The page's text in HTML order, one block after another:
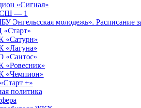
«Сигнал»
— 1
Энгельсская молодежь». Расписание
«Сатурн»
«Чемпион»
+»
политика